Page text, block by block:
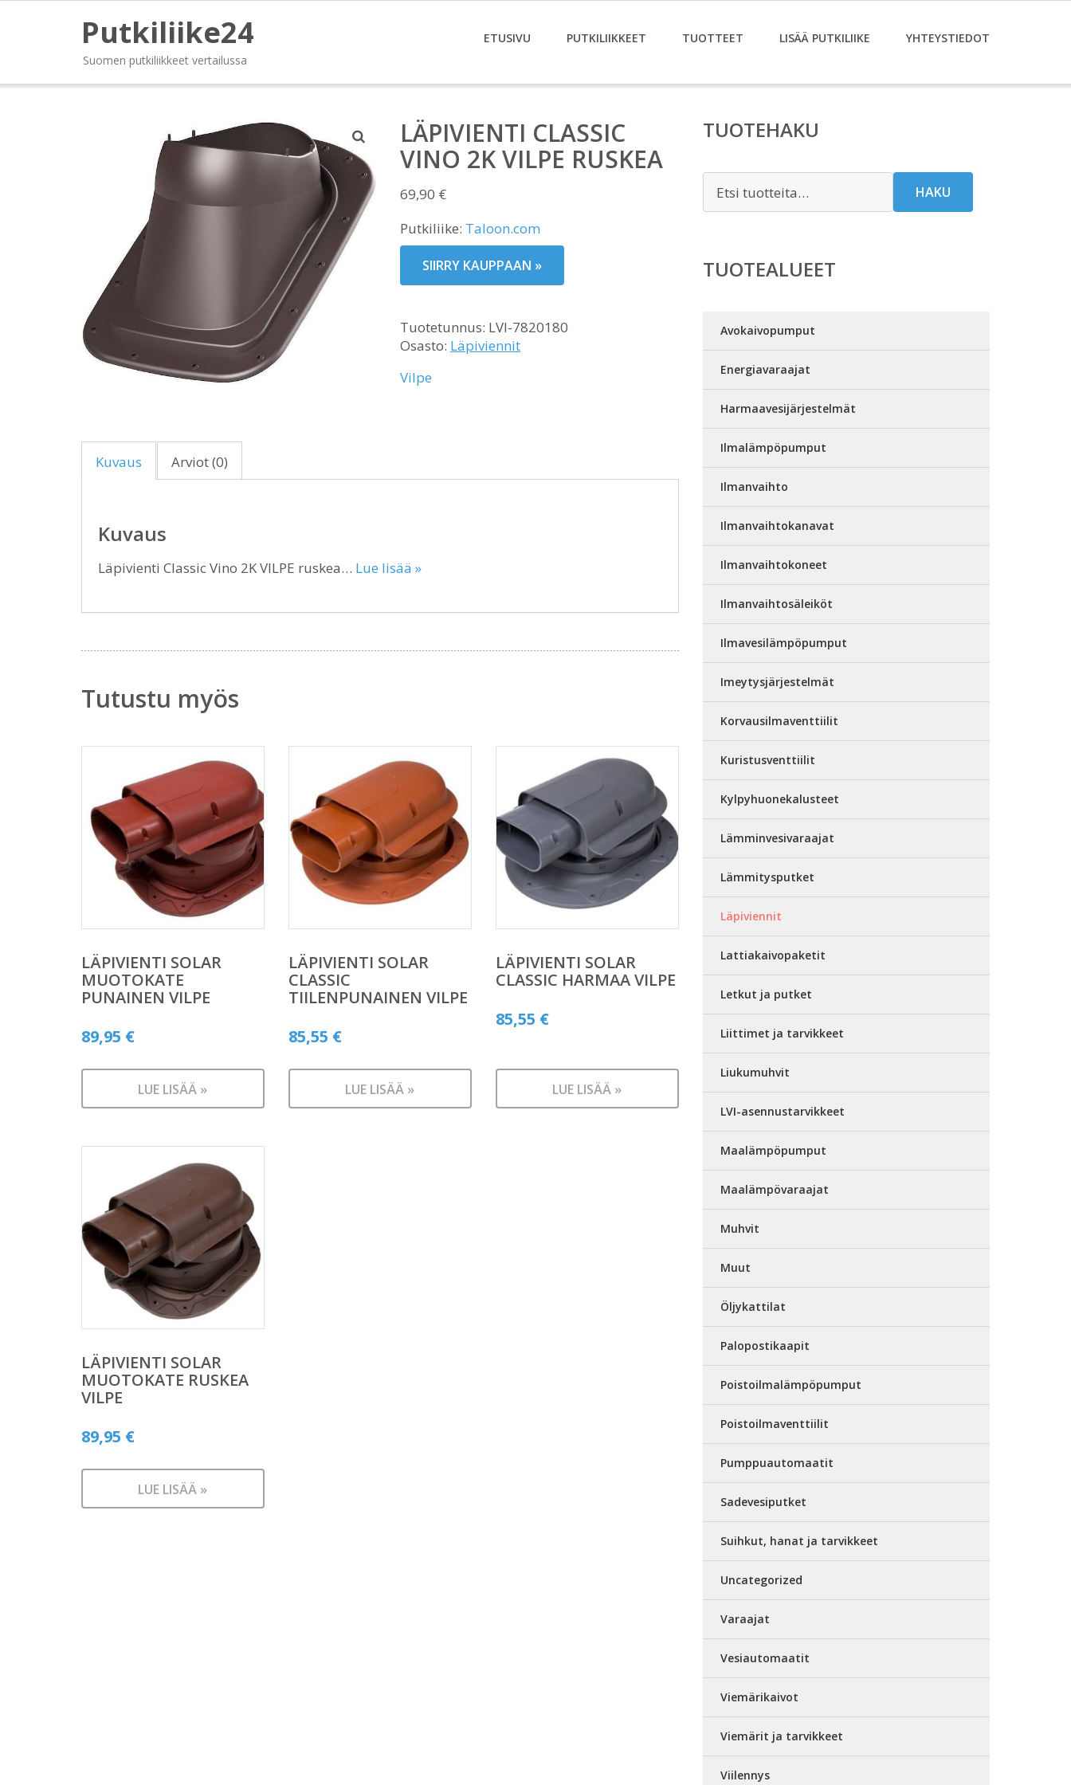
Putkiliike24
Suomen putkiliikkeet vertailussa
ETUSIVU PUTKILIIKKEET TUOTTEET LISÄÄ PUTKILIIKE YHTEYSTIEDOT
LÄPIVIENTI CLASSIC
VINO 2K VILPE RUSKEA
69,90 €
Putkiliike: Taloon.com
SIIRRY KAUPPAAN »
Tuotetunnus: LVI-7820180
Osasto: Läpiviennit
Vilpe
Kuvaus Arviot (0)
Kuvaus
Läpivienti Classic Vino 2K VILPE ruskea… Lue lisää »
Tutustu myös
LÄPIVIENTI SOLAR
MUOTOKATE
PUNAINEN VILPE
89,95 €
LUE LISÄÄ »
LÄPIVIENTI SOLAR
CLASSIC
TIILENPUNAINEN VILPE
85,55 €
LUE LISÄÄ »
LÄPIVIENTI SOLAR
CLASSIC HARMAA VILPE
85,55 €
LUE LISÄÄ »
LÄPIVIENTI SOLAR
MUOTOKATE RUSKEA
VILPE
89,95 €
LUE LISÄÄ »
TUOTEHAKU
HAKU
TUOTEALUEET
Avokaivopumput
Energiavaraajat
Harmaavesijärjestelmät
Ilmalämpöpumput
Ilmanvaihto
Ilmanvaihtokanavat
Ilmanvaihtokoneet
Ilmanvaihtosäleiköt
Ilmavesilämpöpumput
Imeytysjärjestelmät
Korvausilmaventtiilit
Kuristusventtiilit
Kylpyhuonekalusteet
Lämminvesivaraajat
Lämmitysputket
Läpiviennit
Lattiakaivopaketit
Letkut ja putket
Liittimet ja tarvikkeet
Liukumuhvit
LVI-asennustarvikkeet
Maalämpöpumput
Maalämpövaraajat
Muhvit
Muut
Öljykattilat
Palopostikaapit
Poistoilmalämpöpumput
Poistoilmaventtiilit
Pumppuautomaatit
Sadevesiputket
Suihkut, hanat ja tarvikkeet
Uncategorized
Varaajat
Vesiautomaatit
Viemärikaivot
Viemärit ja tarvikkeet
Viilennys